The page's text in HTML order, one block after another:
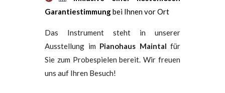
Garantiestimmungbei Ihnen vor Ort
Das Instrument steht in unserer
Ausstellung im Pianohaus Maintal für
Sie zum Probespielen bereit. Wir freuen
uns auf Ihren Besuch!